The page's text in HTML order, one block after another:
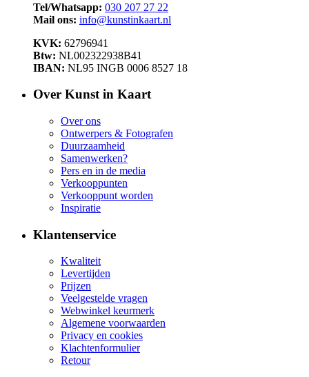
Tel/Whatsapp: 030 207 27 22
Mail ons: info@kunstinkaart.nl
KVK: 62796941
Btw: NL002322938B41
IBAN: NL95 INGB 0006 8527 18
Over Kunst in Kaart
Over ons
Ontwerpers & Fotografen
Duurzaamheid
Samenwerken?
Pers en in de media
Verkooppunten
Verkooppunt worden
Inspiratie
Klantenservice
Kwaliteit
Levertijden
Prijzen
Veelgestelde vragen
Webwinkel keurmerk
Algemene voorwaarden
Privacy en cookies
Klachtenformulier
Retour